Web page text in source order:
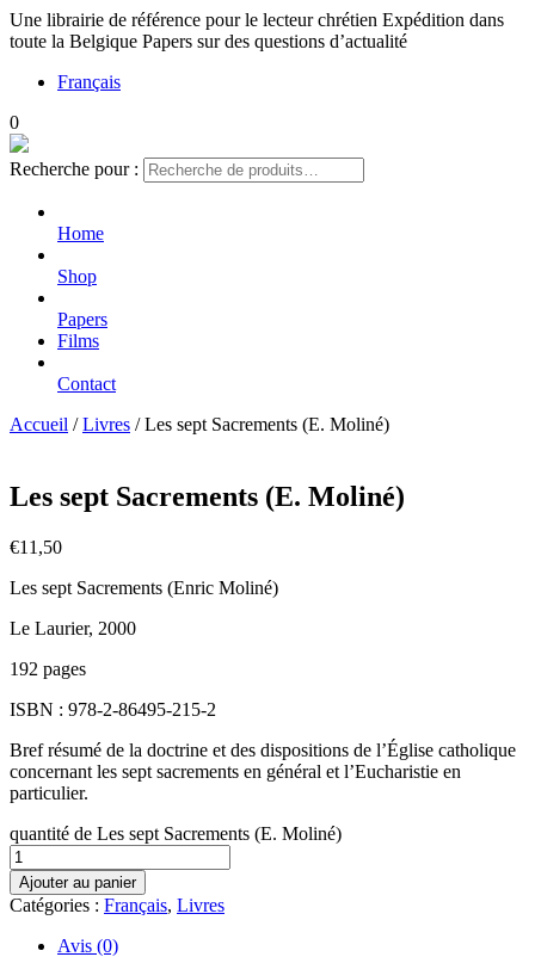
Une librairie de référence pour le lecteur chrétien Expédition dans
toute la Belgique Papers sur des questions d’actualité
Français
0
Recherche pour :
Home
Shop
Papers
Films
Contact
Accueil /Livres / Les sept Sacrements (E. Moliné)
Les sept Sacrements (E. Moliné)
€11,50
Les sept Sacrements (Enric Moliné)
Le Laurier, 2000
192 pages
ISBN : 978-2-86495-215-2
Bref résumé de la doctrine et des dispositions de l’Église catholique
concernant les sept sacrements en général et l’Eucharistie en
particulier.
quantité de Les sept Sacrements (E. Moliné)
Ajouter au panier
Catégories : Français, Livres
Avis (0)